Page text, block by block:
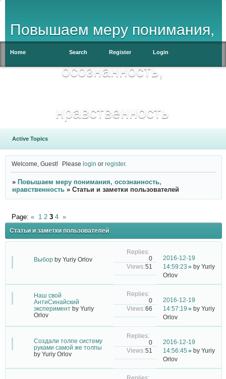
Повышаем меру понимания,
осознанность,
нравственность
Home Search Register Login
Active Topics
Welcome, Guest! Pleaselogin orregister.
» Повышаем меру понимания, осознанность,
нравственность » Статьи и заметки пользователей
Статьи и заметки пользователей
Page: « 1 2 3 4 »
Выбор by Yuriy Orlov
0
51
2016-12-19
14:59:23
byYuriy
Orlov
Наш свой
АнтиСинайский
эксперимент by Yuriy
Orlov
0
66
2016-12-19
14:57:19
byYuriy
Orlov
Создали толпе систему
руками самой же толпы
by Yuriy Orlov
0
51
2016-12-19
14:56:45
byYuriy
Orlov